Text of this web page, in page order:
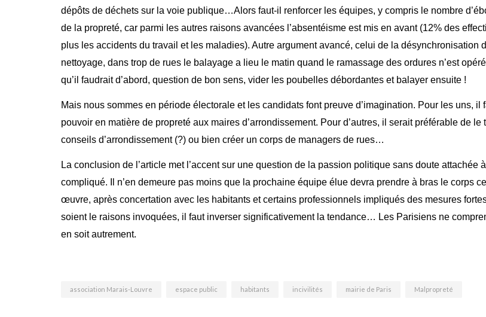
dépôts de déchets sur la voie publique…Alors faut-il renforcer les équipes, y compris le nombre
de la propreté, car parmi les autres raisons avancées l’absentéisme est mis en avant (12% des
plus les accidents du travail et les maladies). Autre argument avancé, celui de la désynchronisation
nettoyage, dans trop de rues le balayage a lieu le matin quand le ramassage des ordures n’est
qu’il faudrait d’abord, question de bon sens, vider les poubelles débordantes et balayer ensuite !
Mais nous sommes en période électorale et les candidats font preuve d’imagination. Pour les uns, il
pouvoir en matière de propreté aux maires d’arrondissement. Pour d’autres, il serait préférable de le
conseils d’arrondissement (?) ou bien créer un corps de managers de rues…
La conclusion de l’article met l’accent sur une question de la passion politique sans doute attachée
compliqué. Il n’en demeure pas moins que la prochaine équipe élue devra prendre à bras le corps
œuvre, après concertation avec les habitants et certains professionnels impliqués des mesures
soient le raisons invoquées, il faut inverser significativement la tendance… Les Parisiens ne
en soit autrement.
association Marais-Louvre espace public habitants incivilités mairie de Paris Malpropreté